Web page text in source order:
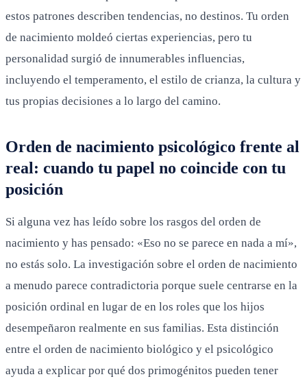
estos patrones describen tendencias, no destinos. Tu orden
de nacimiento moldeó ciertas experiencias, pero tu
personalidad surgió de innumerables influencias,
incluyendo el temperamento, el estilo de crianza, la cultura y
tus propias decisiones a lo largo del camino.
Orden de nacimiento psicológico frente al
real: cuando tu papel no coincide con tu
posición
Si alguna vez has leído sobre los rasgos del orden de
nacimiento y has pensado: «Eso no se parece en nada a mí»,
no estás solo. La investigación sobre el orden de nacimiento
a menudo parece contradictoria porque suele centrarse en la
posición ordinal en lugar de en los roles que los hijos
desempeñaron realmente en sus familias. Esta distinción
entre el orden de nacimiento biológico y el psicológico
ayuda a explicar por qué dos primogénitos pueden tener